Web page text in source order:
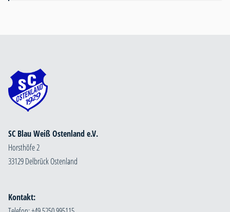
SC Blau Weiß Ostenland e.V.
Horsthöfe 2
33129 Delbrück Ostenland
Kontakt: